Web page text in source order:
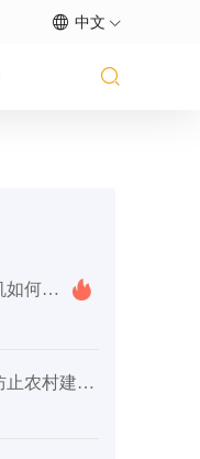
中文
智能触摸屏混凝土搅拌机如何提升中小建筑工地的管理效率？行业转型必读洞察
优化混凝土搅拌时间以防止农村建筑中的离析